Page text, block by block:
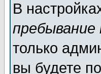
В
только
вы будете